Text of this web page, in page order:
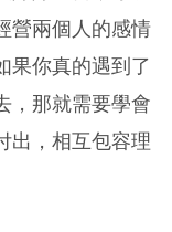
營兩個人的感情
果你真的遇到了
，那就需要學會
出，相互包容理